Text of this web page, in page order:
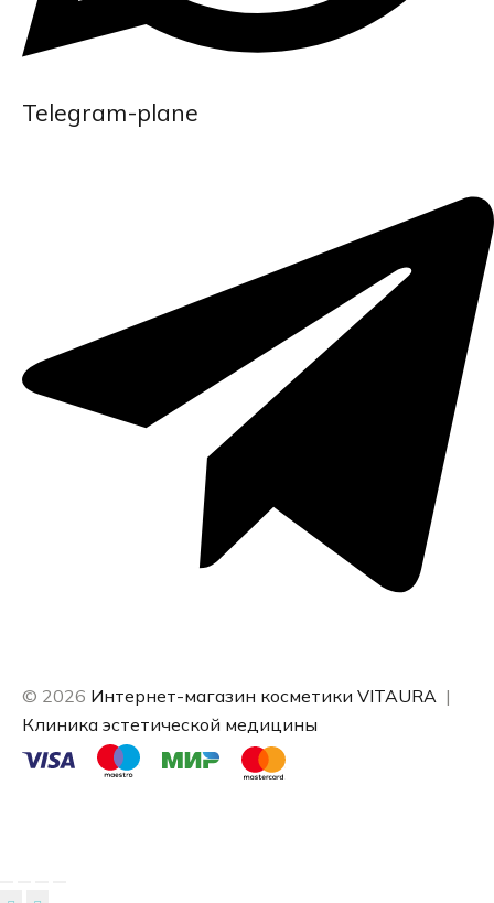
Telegram-plane
© 2026 Интернет-магазин косметики VITAURA |
Клиника эстетической медицины